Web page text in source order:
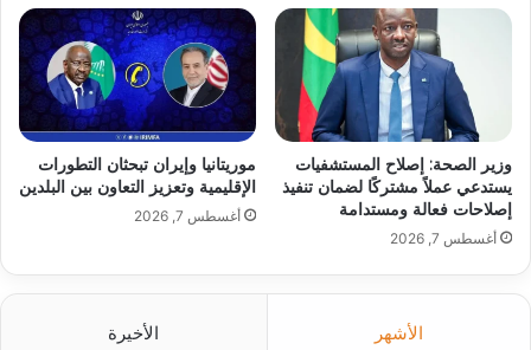
وزير الصحة: إصلاح المستشفيات
يستدعي عملاً مشتركًا لضمان تنفيذ
إصلاحات فعالة ومستدامة
أغسطس 7, 2026
موريتانيا وإيران تبحثان التطورات
الإقليمية وتعزيز التعاون بين البلدين
أغسطس 7, 2026
الأشهر الأخيرة